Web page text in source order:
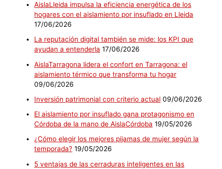
AislaLleida impulsa la eficiencia energética de los
hogares con el aislamiento por insuflado en Lleida
17/06/2026
La reputación digital también se mide: los KPI que
ayudan a entenderla 17/06/2026
AislaTarragona lidera el confort en Tarragona: el
aislamiento térmico que transforma tu hogar
09/06/2026
Inversión patrimonial con criterio actual 09/06/2026
El aislamiento por insuflado gana protagonismo en
Córdoba de la mano de AislaCórdoba 19/05/2026
¿Cómo elegir los mejores pijamas de mujer según la
temporada? 19/05/2026
5 ventajas de las cerraduras inteligentes en las